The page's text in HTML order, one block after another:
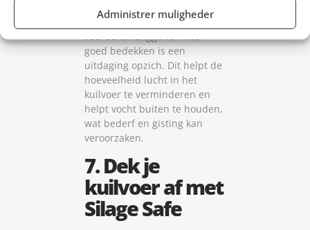
Administrer muligheder
plastic. Dit klinkt heel
eenvoudig en
voordehandliggend, maar
goed bedekken is een
uitdaging opzich. Dit helpt de
hoeveelheid lucht in het
kuilvoer te verminderen en
helpt vocht buiten te houden,
wat bederf en gisting kan
veroorzaken.
7. Dek je
kuilvoer af met
Silage Safe